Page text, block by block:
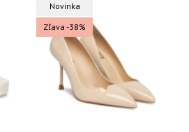
Novinka
Zľava -38%